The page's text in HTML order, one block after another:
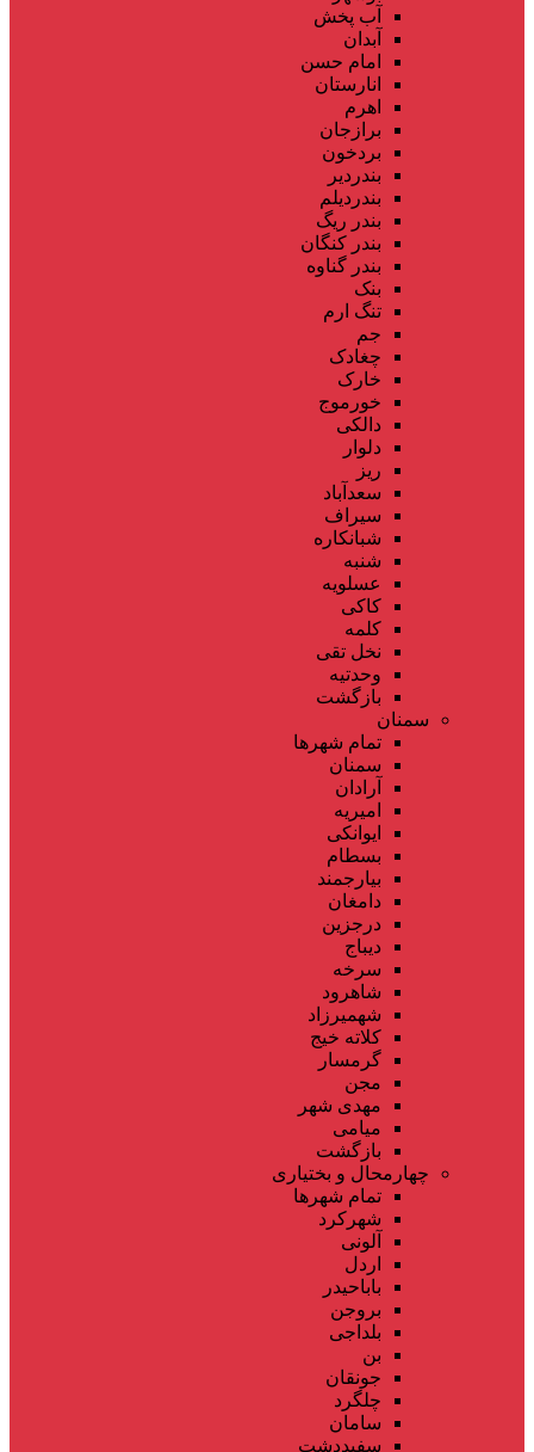
آب پخش
آبدان
امام حسن
انارستان
اهرم
برازجان
بردخون
بندردیر
بندردیلم
بندر ریگ
بندر کنگان
بندر گناوه
بنک
تنگ ارم
جم
چغادک
خارک
خورموج
دالکی
دلوار
ریز
سعدآباد
سیراف
شبانکاره
شنبه
عسلویه
کاکی
کلمه
نخل تقی
وحدتیه
بازگشت
سمنان
تمام شهر‌ها
سمنان
آرادان
امیریه
ایوانکی
بسطام
بیارجمند
دامغان
درجزین
دیباج
سرخه
شاهرود
شهمیرزاد
کلاته خیج
گرمسار
مجن
مهدی شهر
میامی
بازگشت
چهارمحال و بختیاری
تمام شهر‌ها
شهرکرد
آلونی
اردل
باباحیدر
بروجن
بلداجی
بن
جونقان
چلگرد
سامان
سفیددشت